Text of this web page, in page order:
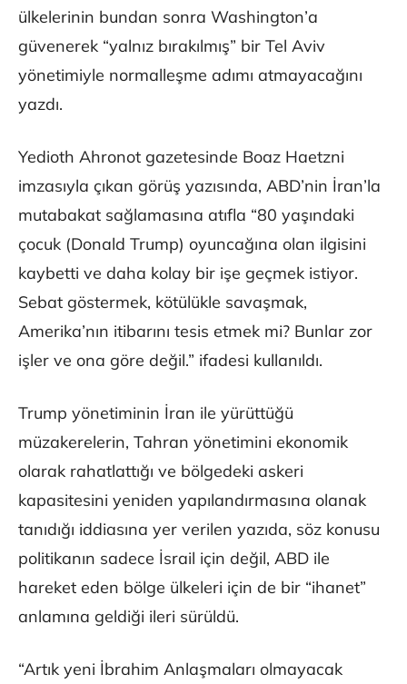
ülkelerinin bundan sonra Washington’a
güvenerek “yalnız bırakılmış” bir Tel Aviv
yönetimiyle normalleşme adımı atmayacağını
yazdı.
Yedioth Ahronot gazetesinde Boaz Haetzni
imzasıyla çıkan görüş yazısında, ABD’nin İran’la
mutabakat sağlamasına atıfla “80 yaşındaki
çocuk (Donald Trump) oyuncağına olan ilgisini
kaybetti ve daha kolay bir işe geçmek istiyor.
Sebat göstermek, kötülükle savaşmak,
Amerika’nın itibarını tesis etmek mi? Bunlar zor
işler ve ona göre değil.” ifadesi kullanıldı.
Trump yönetiminin İran ile yürüttüğü
müzakerelerin, Tahran yönetimini ekonomik
olarak rahatlattığı ve bölgedeki askeri
kapasitesini yeniden yapılandırmasına olanak
tanıdığı iddiasına yer verilen yazıda, söz konusu
politikanın sadece İsrail için değil, ABD ile
hareket eden bölge ülkeleri için de bir “ihanet”
anlamına geldiği ileri sürüldü.
“Artık yeni İbrahim Anlaşmaları olmayacak